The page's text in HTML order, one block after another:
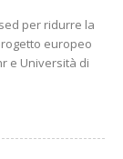
per ridurre la
europeo
e Università di